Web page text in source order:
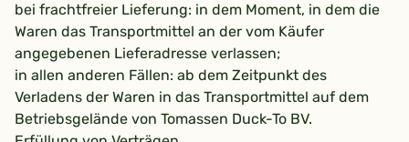
bei frachtfreier Lieferung: in dem Moment, in dem die
Waren das Transportmittel an der vom Käufer
angegebenen Lieferadresse verlassen;
in allen anderen Fällen: ab dem Zeitpunkt des
Verladens der Waren in das Transportmittel auf dem
Betriebsgelände von Tomassen Duck-To BV.